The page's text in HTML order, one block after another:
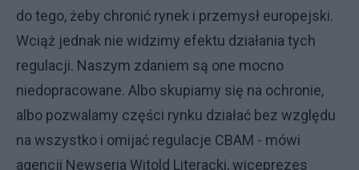
do tego, żeby chronić rynek i przemysł europejski.
Wciąż jednak nie widzimy efektu działania tych
regulacji. Naszym zdaniem są one mocno
niedopracowane. Albo skupiamy się na ochronie,
albo pozwalamy części rynku działać bez względu
na wszystko i omijać regulacje CBAM - mówi
agencji Newseria Witold Literacki, wiceprezes